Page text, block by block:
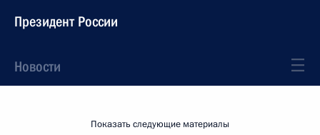
Президент России
Новости
Показать следующие материалы